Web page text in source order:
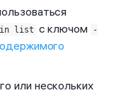
list с ключом
-
или нескольких